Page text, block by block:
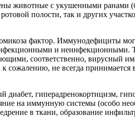
животные с укушенными ранами
полости, так и других
фактор. Иммунодефициты
и
соответственно, вирусный
сожалению, не всегда
гиперадренокортицизм,
на иммунную системы (особо
в ткани, образование